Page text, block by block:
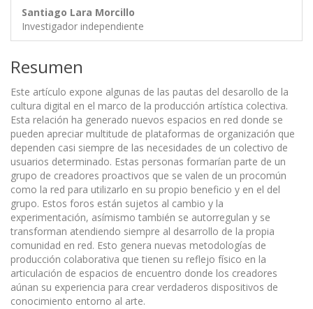
Santiago Lara Morcillo
Investigador independiente
Resumen
Este artículo expone algunas de las pautas del desarollo de la
cultura digital en el marco de la producción artística colectiva.
Esta relación ha generado nuevos espacios en red donde se
pueden apreciar multitude de plataformas de organización que
dependen casi siempre de las necesidades de un colectivo de
usuarios determinado. Estas personas formarían parte de un
grupo de creadores proactivos que se valen de un procomún
como la red para utilizarlo en su propio beneficio y en el del
grupo. Estos foros están sujetos al cambio y la
experimentación, asímismo también se autorregulan y se
transforman atendiendo siempre al desarrollo de la propia
comunidad en red. Esto genera nuevas metodologías de
producción colaborativa que tienen su reflejo físico en la
articulación de espacios de encuentro donde los creadores
aúnan su experiencia para crear verdaderos dispositivos de
conocimiento entorno al arte.